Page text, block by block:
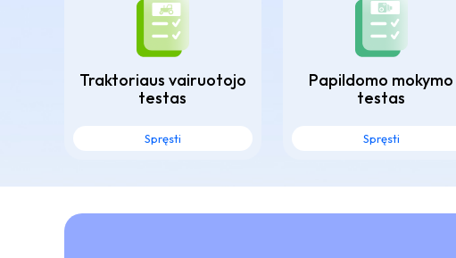
Traktoriaus vairuotojo
testas
Spręsti
Papildomo mokymo
testas
Spręsti